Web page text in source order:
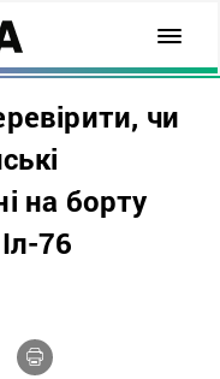
чи
на борту
76